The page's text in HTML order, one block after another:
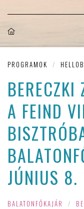
PROGRAMOK /
BERECZKI
A FEIND
JÚNIUS 8.
BALATONFŐKAJÁR /